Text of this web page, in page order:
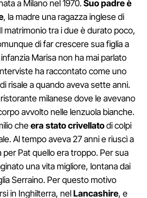
a Milano nel 1970.Suo padre è
, la madre una ragazza inglese di
matrimonio tra i due è durato poco,
di far crescere sua figlia a
Marisa non ha mai parlato
ha raccontato come uno
risale a quando aveva sette anni.
milanese dove le avevano
avvolto nelle lenzuola bianche.
cheera stato crivellatodi colpi
Al tempo aveva 27 anni e riuscì a
per Pat quello era troppo. Per sua
una vita migliore, lontana dai
Serraino. Per questo motivo
in Inghilterra, nelLancashire, e